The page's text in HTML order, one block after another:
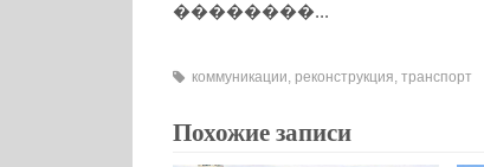
��������...
коммуникации, реконструкция, транспорт
Похожие записи